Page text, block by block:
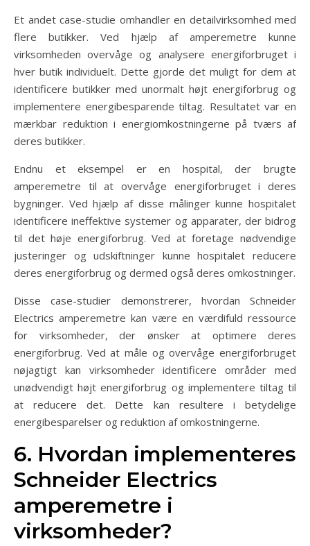
Et andet case-studie omhandler en detailvirksomhed med
flere butikker. Ved hjælp af amperemetre kunne
virksomheden overvåge og analysere energiforbruget i
hver butik individuelt. Dette gjorde det muligt for dem at
identificere butikker med unormalt højt energiforbrug og
implementere energibesparende tiltag. Resultatet var en
mærkbar reduktion i energiomkostningerne på tværs af
deres butikker.
Endnu et eksempel er en hospital, der brugte
amperemetre til at overvåge energiforbruget i deres
bygninger. Ved hjælp af disse målinger kunne hospitalet
identificere ineffektive systemer og apparater, der bidrog
til det høje energiforbrug. Ved at foretage nødvendige
justeringer og udskiftninger kunne hospitalet reducere
deres energiforbrug og dermed også deres omkostninger.
Disse case-studier demonstrerer, hvordan Schneider
Electrics amperemetre kan være en værdifuld ressource
for virksomheder, der ønsker at optimere deres
energiforbrug. Ved at måle og overvåge energiforbruget
nøjagtigt kan virksomheder identificere områder med
unødvendigt højt energiforbrug og implementere tiltag til
at reducere det. Dette kan resultere i betydelige
energibesparelser og reduktion af omkostningerne.
6. Hvordan implementeres
Schneider Electrics
amperemetre i
virksomheder?